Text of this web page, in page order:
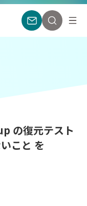
の復元テスト
こと を